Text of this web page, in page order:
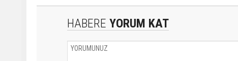
HABERE YORUM KAT